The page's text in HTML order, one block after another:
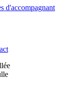
d'accompagnant